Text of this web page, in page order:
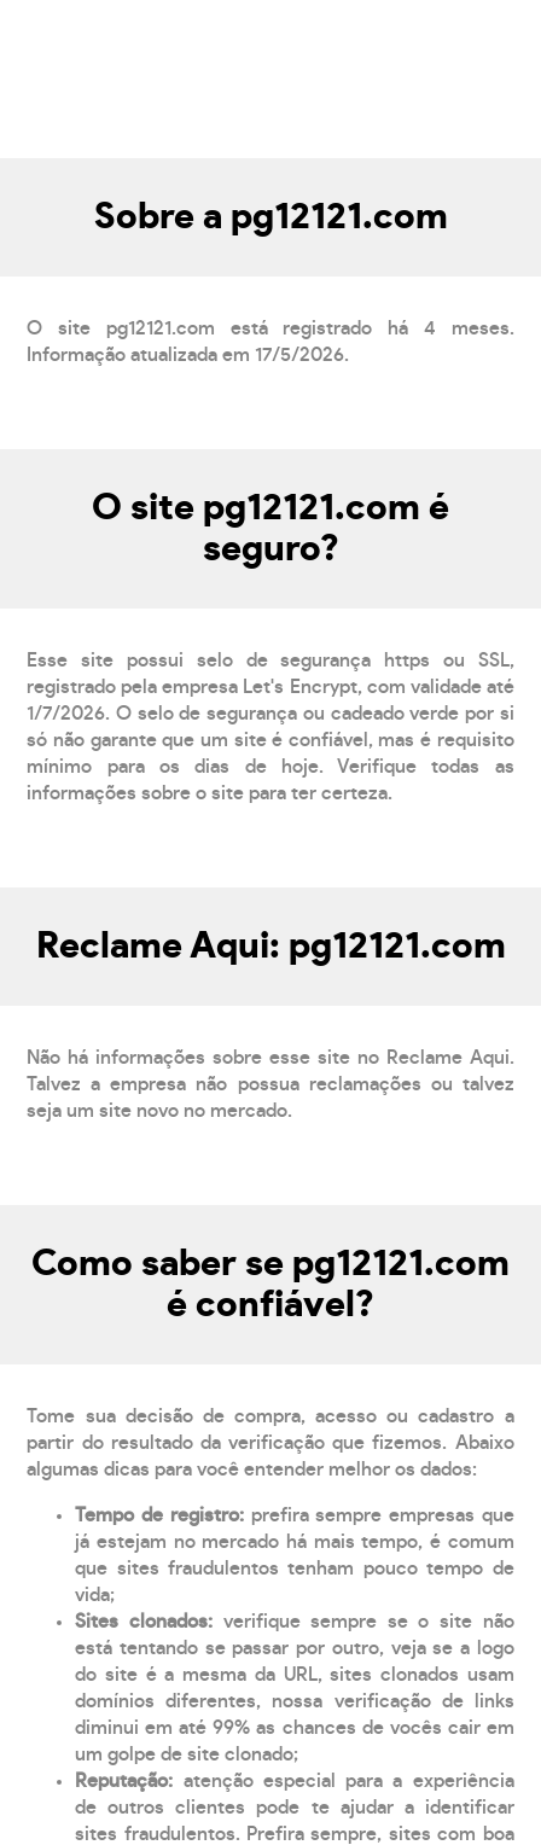
Sobre a pg12121.com
O site pg12121.com está registrado há 4 meses.
Informação atualizada em 17/5/2026.
O site pg12121.com é
seguro?
Esse site possui selo de segurança https ou SSL,
registrado pela empresa Let's Encrypt, com validade até
1/7/2026. O selo de segurança ou cadeado verde por si
só não garante que um site é confiável, mas é requisito
mínimo para os dias de hoje. Verifique todas as
informações sobre o site para ter certeza.
Reclame Aqui: pg12121.com
Não há informações sobre esse site no Reclame Aqui.
Talvez a empresa não possua reclamações ou talvez
seja um site novo no mercado.
Como saber se pg12121.com
é confiável?
Tome sua decisão de compra, acesso ou cadastro a
partir do resultado da verificação que fizemos. Abaixo
algumas dicas para você entender melhor os dados:
Tempo de registro: prefira sempre empresas que
já estejam no mercado há mais tempo, é comum
que sites fraudulentos tenham pouco tempo de
vida;
Sites clonados: verifique sempre se o site não
está tentando se passar por outro, veja se a logo
do site é a mesma da URL, sites clonados usam
domínios diferentes, nossa verificação de links
diminui em até 99% as chances de vocês cair em
um golpe de site clonado;
Reputação: atenção especial para a experiência
de outros clientes pode te ajudar a identificar
sites fraudulentos. Prefira sempre, sites com boa